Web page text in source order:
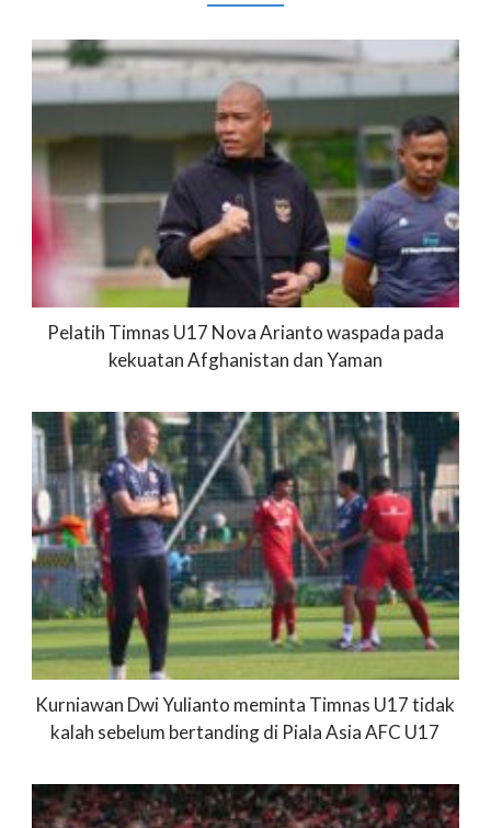
Pelatih Timnas U17 Nova Arianto waspada pada
kekuatan Afghanistan dan Yaman
Kurniawan Dwi Yulianto meminta Timnas U17 tidak
kalah sebelum bertanding di Piala Asia AFC U17